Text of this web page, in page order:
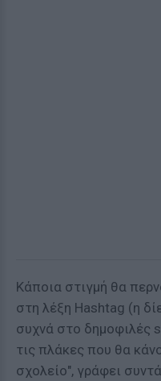
Κάποια στιγμή θα
στη λέξη Hashtag (η
συχνά στο δημοφιλές
τις πλάκες που θα
σχολείο", γράφει